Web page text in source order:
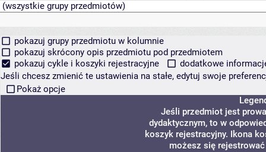
pokazuj grupy przedmiotu w kolumnie
pokazuj skrócony opis przedmiotu pod przedmiotem
pokazuj cykle i koszyki rejestracyjne
dodatkowe
Jeśli chcesz zmienić te ustawienia na stałe, edytuj swoje
Pokaż opcje
Jeśli przedmiot jest
dydaktycznym, to w
koszyk rejestracyjny. Ikona
możesz się